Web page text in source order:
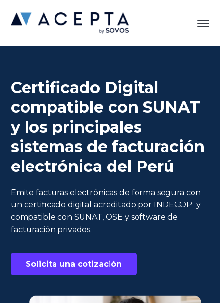
Certificado Digital
compatible con SUNAT
y los principales
sistemas de facturación
electrónica del Perú
Emite facturas electrónicas de forma segura con
un certificado digital acreditado por INDECOPI y
compatible con SUNAT, OSE y software de
facturación privados.
Solicita una cotización